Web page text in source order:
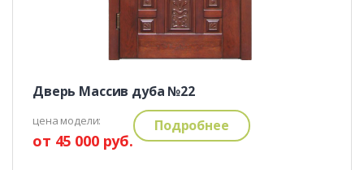
Дверь Массив дуба №22
цена модели:
от 45 000 руб.
Подробнее